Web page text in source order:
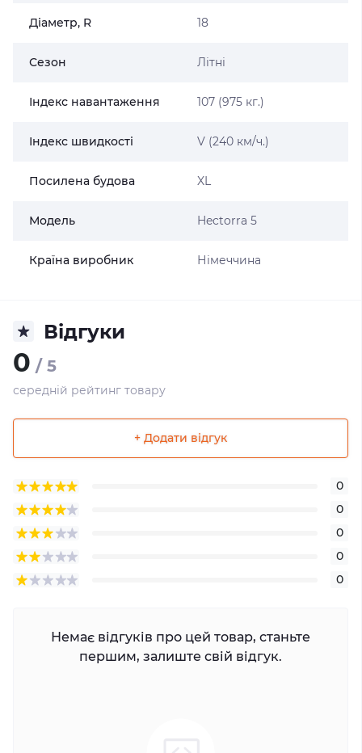
Діаметр, R 18
Сезон Літні
Індекс навантаження 107 (975 кг.)
Індекс швидкості V (240 км/ч.)
Посилена будова XL
Модель Hectorra 5
Країна виробник Німеччина
Відгуки
0 / 5
середній рейтинг товару
+ Додати відгук
0
0
0
0
0
Немає відгуків про цей товар, станьте
першим, залиште свій відгук.